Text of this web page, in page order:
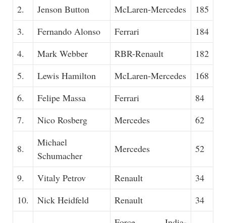
2.
Jenson Button McLaren-Mercedes
185
3.
Fernando Alonso Ferrari
184
4.
Mark Webber RBR-Renault
182
5.
Lewis Hamilton McLaren-Mercedes
168
6.
Felipe Massa Ferrari
84
7.
Nico Rosberg Mercedes 62
8.
Michael
Schumacher
Mercedes 52
9. Vitaly Petrov Renault
34
10.
Nick Heidfeld Renault 34